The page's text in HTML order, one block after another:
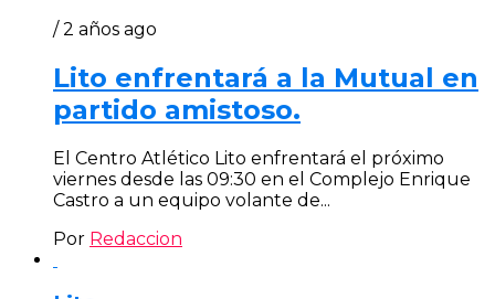
/ 2 años ago
Lito enfrentará a la Mutual en
partido amistoso.
El Centro Atlético Lito enfrentará el próximo
viernes desde las 09:30 en el Complejo Enrique
Castro a un equipo volante de...
Por Redaccion